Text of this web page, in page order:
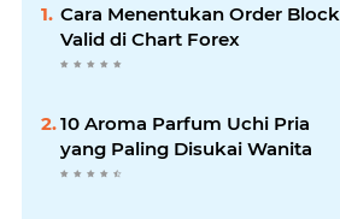
Cara Menentukan Order Block
Valid di Chart Forex
10 Aroma Parfum Uchi Pria
yang Paling Disukai Wanita